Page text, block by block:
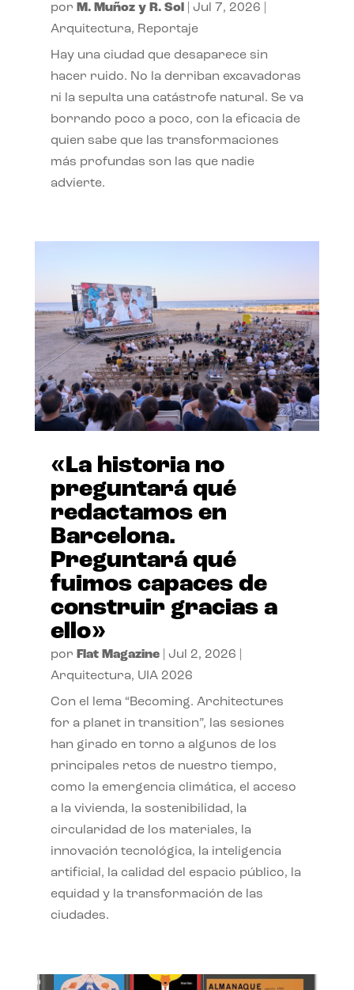
por M. Muñoz y R. Sol Jul 7, 2026
Arquitectura, Reportaje
Hay una ciudad que desaparece sin
hacer ruido. No la derriban excavadoras
ni la sepulta una catástrofe natural. Se va
borrando poco a poco, con la eficacia de
quien sabe que las transformaciones
más profundas son las que nadie
advierte.
«La historia no
preguntará qué
redactamos en
Barcelona.
Preguntará qué
fuimos capaces de
construir gracias a
ello»
por Flat Magazine| Jul 2, 2026
Arquitectura, UIA 2026
Con el lema “Becoming. Architectures
for a planet in transition”, las sesiones
han girado en torno a algunos de los
principales retos de nuestro tiempo,
como la emergencia climática, el acceso
a la vivienda, la sostenibilidad, la
circularidad de los materiales, la
innovación tecnológica, la inteligencia
artificial, la calidad del espacio público, la
equidad y la transformación de las
ciudades.